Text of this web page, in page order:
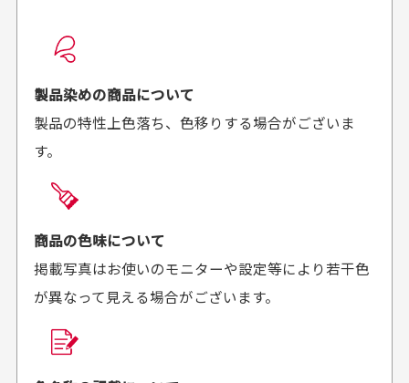
良かった！
がとうございます。丁寧
に梱包されていて、商品
の状態も良好でした。気
があればよろしくお願い
来ました。またお願いし
お届け希望日時をご指定頂けます。
ご注文時にご指定下さい。
商品の受け渡しは、ゆうパックでの配送のみとさせて
頂いております。
商品購入からどれくらいで発送してもらえます
か？
平日午前9時までのご注文で最短当日発送させて頂いて
製品染めの商品について
製品の特性上色落ち、色移りする場合がございま
す。
商品の色味について
掲載写真はお使いのモニターや設定等により若干色
が異なって見える場合がございます。